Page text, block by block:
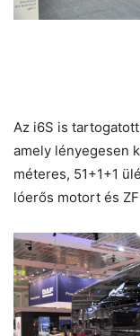
Az i6S is
amely lényegesen
méteres, 51+1+1
lóerős motort és